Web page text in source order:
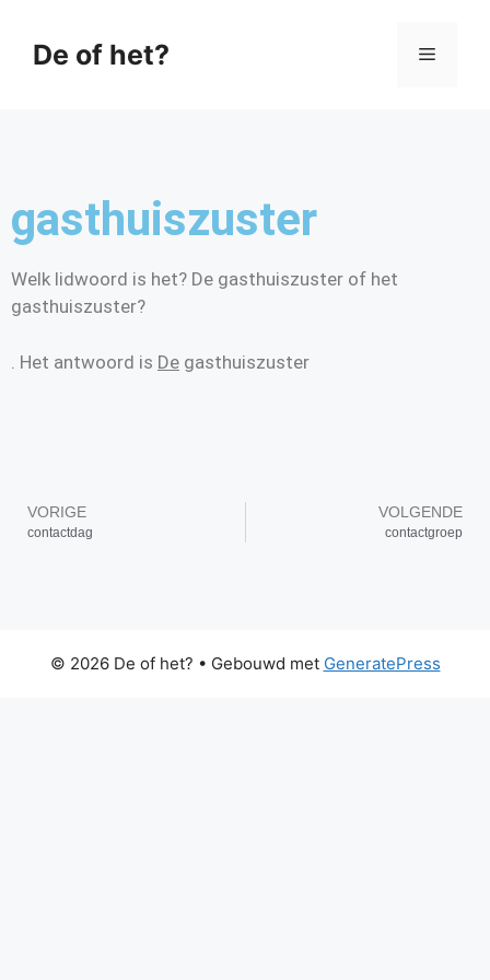
De of het?
gasthuiszuster
Welk lidwoord is het? De gasthuiszuster of het
gasthuiszuster?
. Het antwoord is De gasthuiszuster
VORIGE
contactdag
VOLGENDE
contactgroep
© 2026 De of het? • Gebouwd met GeneratePress